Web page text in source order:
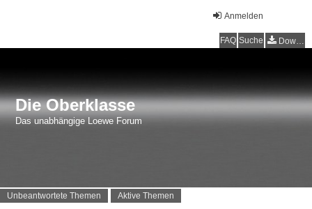
Anmelden
FAQ Suche Downloads
Die Oberklasse
Das unabhängige Loewe Forum
Unbeantwortete Themen Aktive Themen